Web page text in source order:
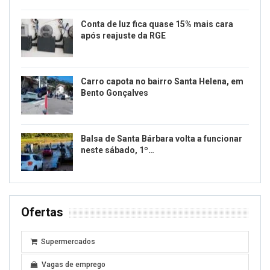
Conta de luz fica quase 15% mais cara
após reajuste da RGE
Carro capota no bairro Santa Helena, em
Bento Gonçalves
Balsa de Santa Bárbara volta a funcionar
neste sábado, 1º…
Ofertas
Supermercados
Vagas de emprego